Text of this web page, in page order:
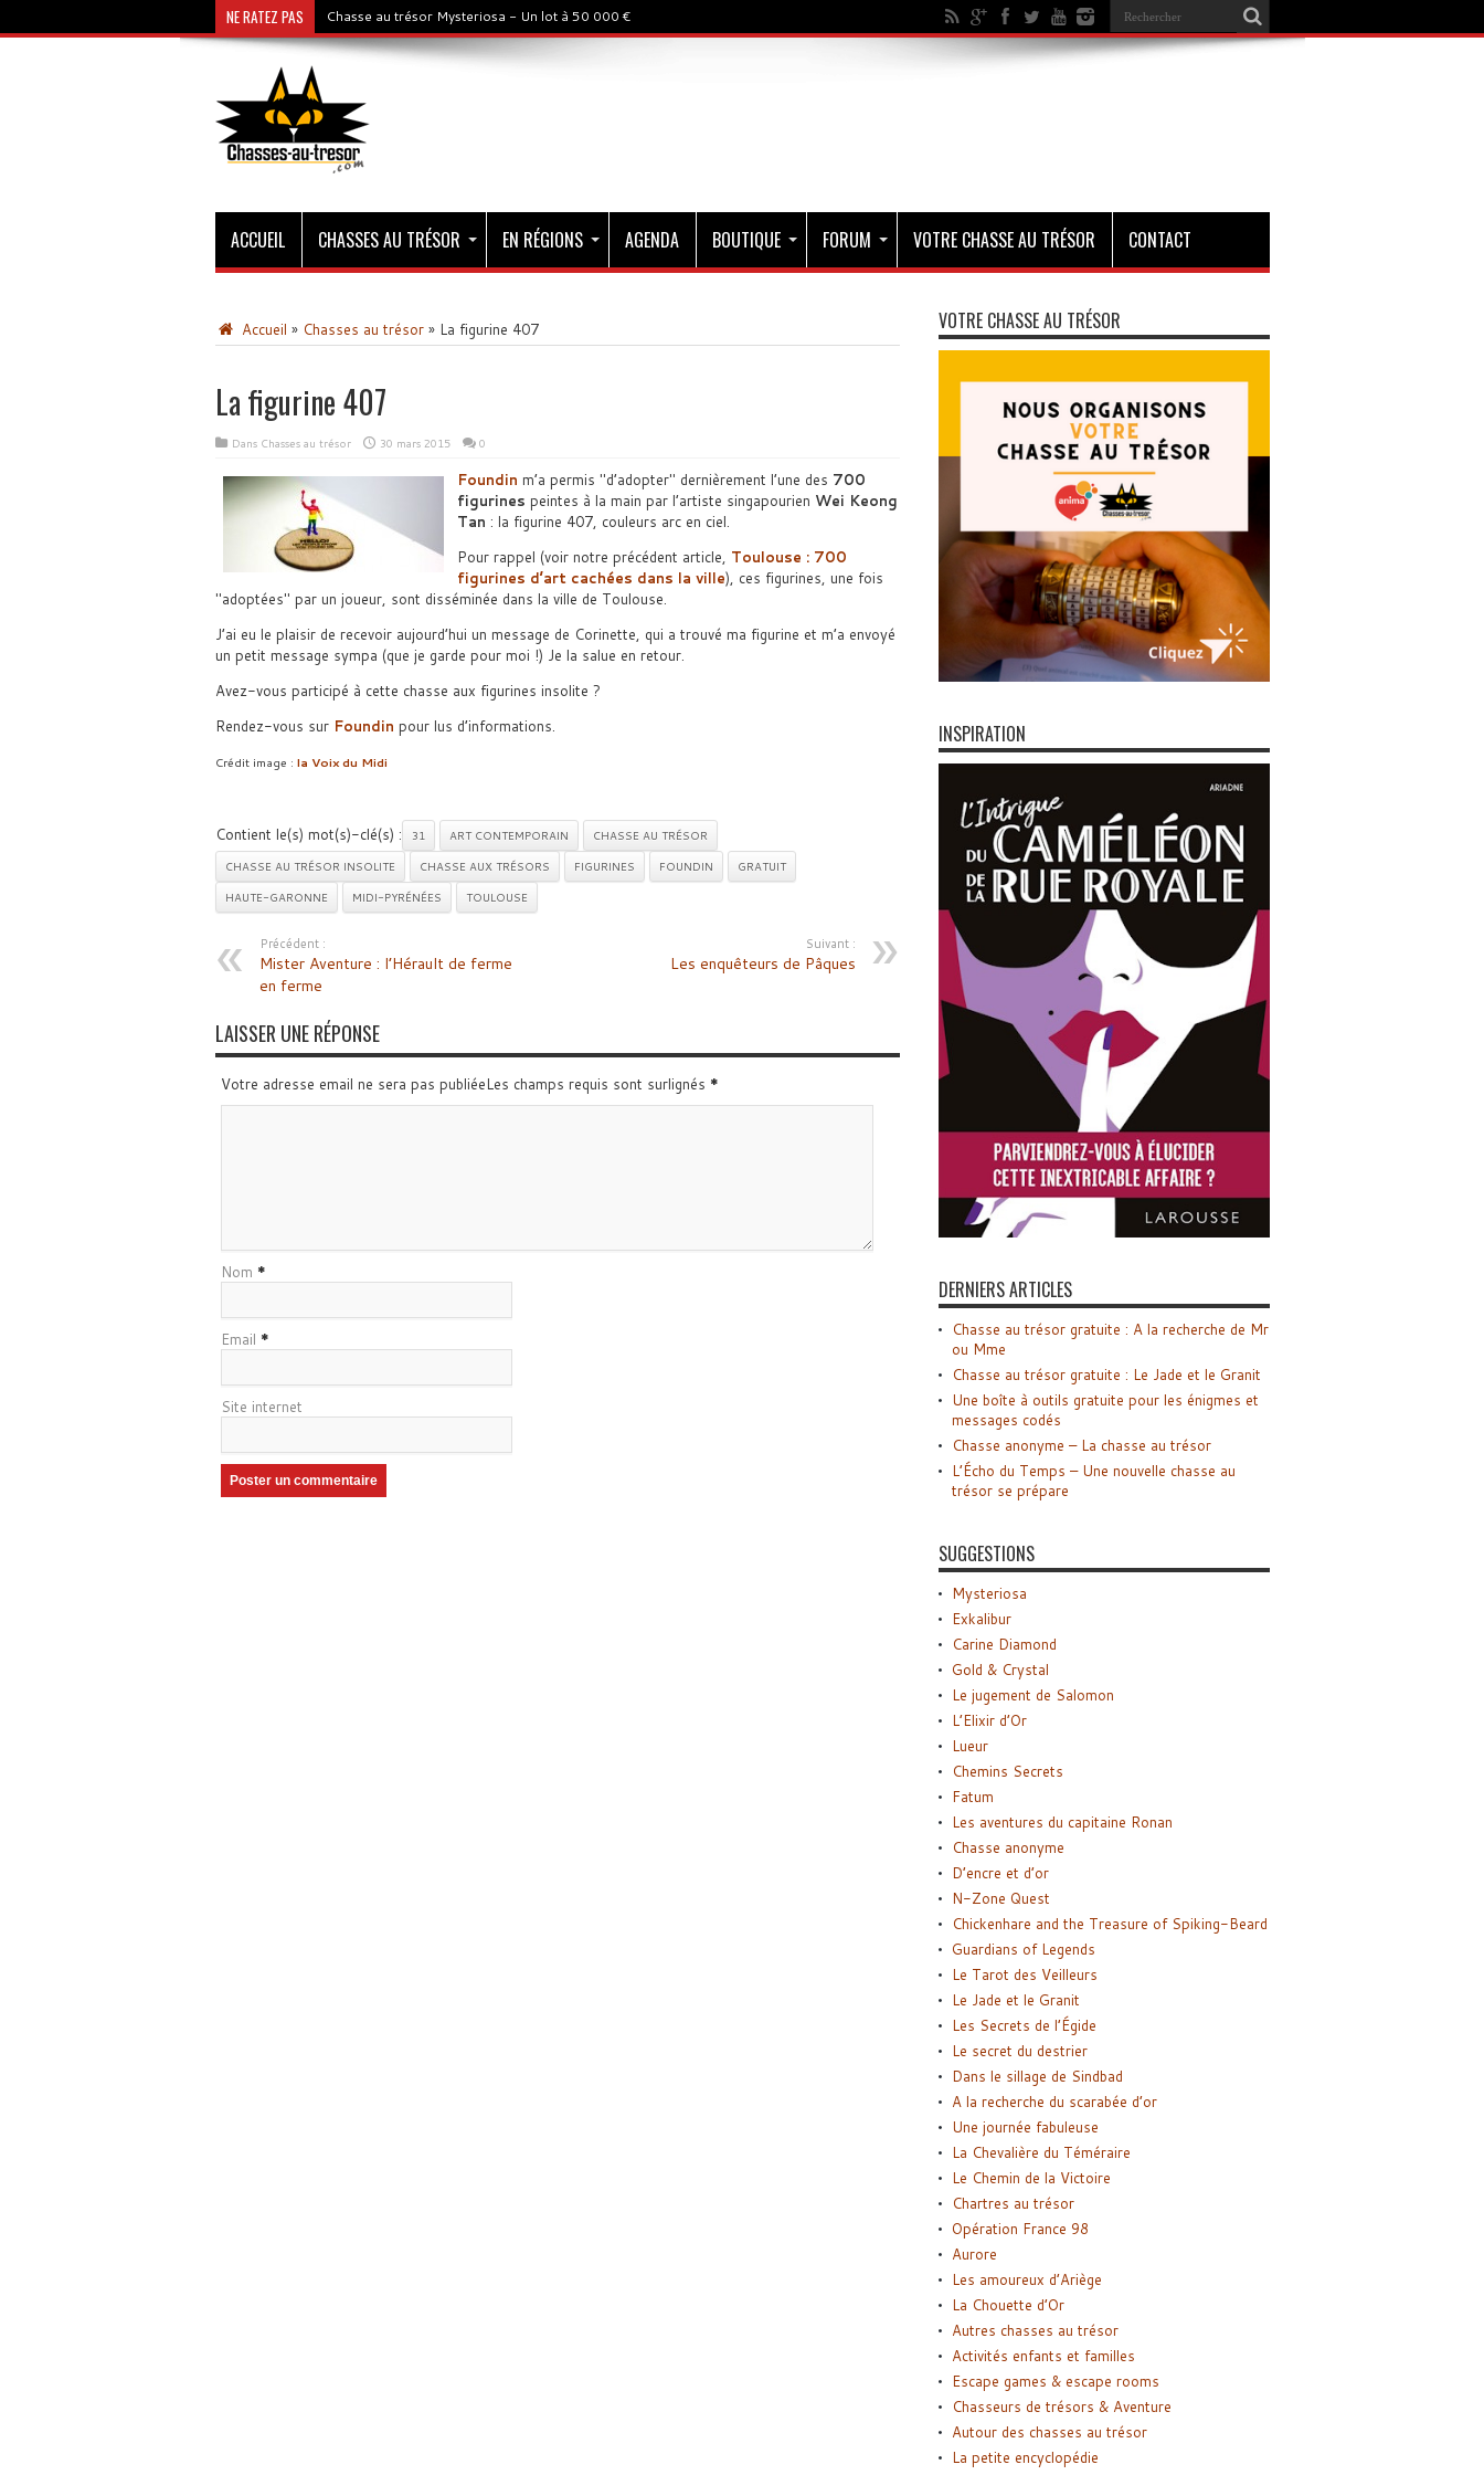
NE RATEZ PAS Chasse au trésor Mysteriosa - Un lot à 50 000 €
ACCUEIL CHASSES AU TRÉSOR EN RÉGIONS AGENDA BOUTIQUE FORUM VOTRE CHASSE AU TRÉSOR CONTACT
Accueil » Chasses au trésor » La figurine 407
La figurine 407
Dans Chasses au trésor 30 mars 2015 0
Foundin m’a permis d’adopter dernièrement l’une des 700
figurines peintes à la main par l’artiste singapourien Wei Keong
Tan : la figurine 407, couleurs arc en ciel.
Pour rappel (voir notre précédent article, Toulouse : 700
figurines d’art cachées dans la ville), ces figurines, une fois
adoptées
par un joueur, sont disséminée dans la ville de Toulouse.
J’ai eu le plaisir de recevoir aujourd’hui un message de Corinette, qui a trouvé ma figurine et m’a envoyé
un petit message sympa (que je garde pour moi !) Je la salue en retour.
Avez-vous participé à cette chasse aux figurines insolite ?
Rendez-vous sur Foundin pour lus d’informations.
Crédit image : la Voix du Midi
Contient le(s) mot(s)-clé(s) : 31 ART CONTEMPORAIN
CHASSE AU TRÉSOR
CHASSE AU TRÉSOR INSOLITE
CHASSE AUX TRÉSORS FIGURINES FOUNDIN
GRATUIT
HAUTE-GARONNE
MIDI-PYRÉNÉES TOULOUSE
Précédent :
Mister Aventure : l’Hérault de ferme
en ferme
Suivant :
Les enquêteurs de Pâques
LAISSER UNE RÉPONSE
Votre adresse email ne sera pas publiéeLes champs requis sont surlignés *
Nom *
Email *
Site internet
VOTRE CHASSE AU TRÉSOR
INSPIRATION
DERNIERS ARTICLES
Chasse au trésor gratuite : A la recherche de Mr
ou Mme
Chasse au trésor gratuite : Le Jade et le Granit
Une boîte à outils gratuite pour les énigmes et
messages codés
Chasse anonyme – La chasse au trésor
L’Écho du Temps – Une nouvelle chasse au
trésor se prépare
SUGGESTIONS
Mysteriosa
Exkalibur
Carine Diamond
Gold & Crystal
Le jugement de Salomon
L’Elixir d’Or
Lueur
Chemins Secrets
Fatum
Les aventures du capitaine Ronan
Chasse anonyme
D’encre et d’or
N-Zone Quest
Chickenhare and the Treasure of Spiking-Beard
Guardians of Legends
Le Tarot des Veilleurs
Le Jade et le Granit
Les Secrets de l’Égide
Le secret du destrier
Dans le sillage de Sindbad
A la recherche du scarabée d’or
Une journée fabuleuse
La Chevalière du Téméraire
Le Chemin de la Victoire
Chartres au trésor
Opération France 98
Aurore
Les amoureux d’Ariège
La Chouette d’Or
Autres chasses au trésor
Activités enfants et familles
Escape games & escape rooms
Chasseurs de trésors & Aventure
Autour des chasses au trésor
La petite encyclopédie